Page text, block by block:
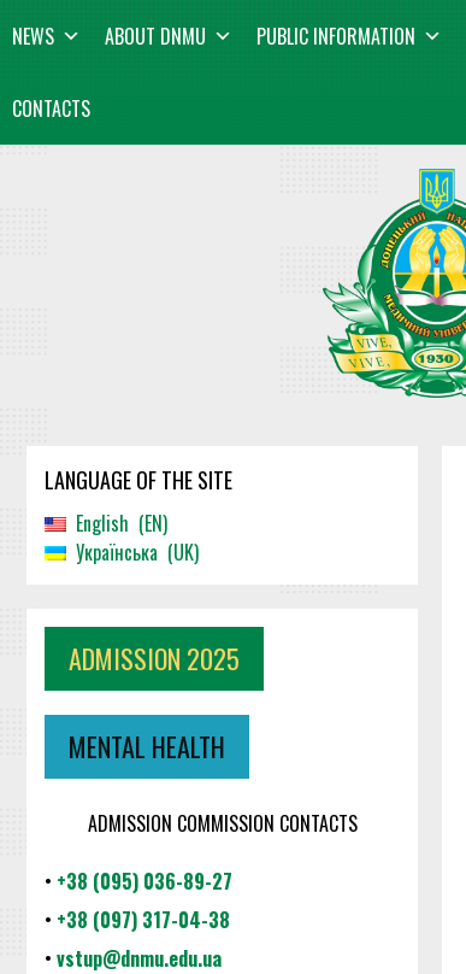
toNEWS ABOUT DNMU PUBLIC INFORMATION
CONTACTS
LANGUAGE OF THE SITE
English
EN
Українська
UK
ADMISSION 2025
MENTAL HEALTH
ADMISSION COMMISSION CONTACTS
• +38 (095) 036-89-27
• +38 (097) 317-04-38
• vstup@dnmu.edu.ua